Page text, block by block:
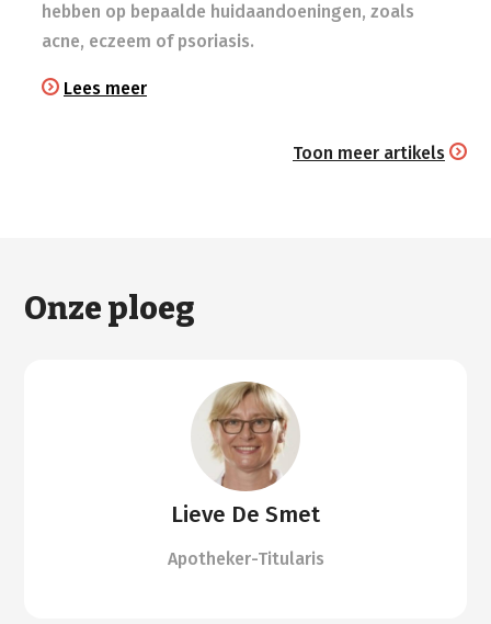
hebben op bepaalde huidaandoeningen, zoals
acne, eczeem of psoriasis.
Lees meer
Toon meer artikels
Onze ploeg
Lieve De Smet
Apotheker-Titularis